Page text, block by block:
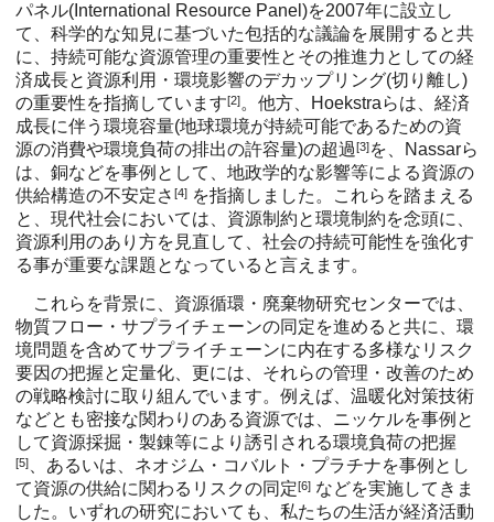
パネル(International Resource Panel)を2007年に設立し
て、科学的な知見に基づいた包括的な議論を展開すると共
に、持続可能な資源管理の重要性とその推進力としての経
済成長と資源利用・環境影響のデカップリング(切り離し)
の重要性を指摘しています[2]。他方、Hoekstraらは、経済
成長に伴う環境容量(地球環境が持続可能であるための資
源の消費や環境負荷の排出の許容量)の超過[3]を、Nassarら
は、銅などを事例として、地政学的な影響等による資源の
供給構造の不安定さ [4] を指摘しました。これらを踏まえる
と、現代社会においては、資源制約と環境制約を念頭に、
資源利用のあり方を見直して、社会の持続可能性を強化す
る事が重要な課題となっていると言えます。
これらを背景に、資源循環・廃棄物研究センターでは、
物質フロー・サプライチェーンの同定を進めると共に、環
境問題を含めてサプライチェーンに内在する多様なリスク
要因の把握と定量化、更には、それらの管理・改善のため
の戦略検討に取り組んでいます。例えば、温暖化対策技術
などとも密接な関わりのある資源では、ニッケルを事例と
して資源採掘・製錬等により誘引される環境負荷の把握
[5]
、あるいは、ネオジム・コバルト・プラチナを事例とし
て資源の供給に関わるリスクの同定[6] などを実施してきま
した。いずれの研究においても、私たちの生活が経済活動